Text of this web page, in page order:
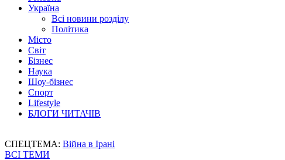
Україна
Всі новини розділу
Політика
Місто
Світ
Бізнес
Наука
Шоу-бізнес
Спорт
Lifestyle
БЛОГИ ЧИТАЧІВ
СПЕЦТЕМА: Війна в Ірані
ВСІ ТЕМИ